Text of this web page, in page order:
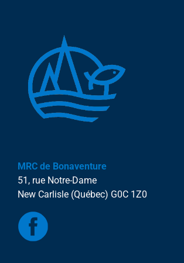
MRC de Bonaventure
51, rue Notre-Dame
New Carlisle (Québec) G0C 1Z0